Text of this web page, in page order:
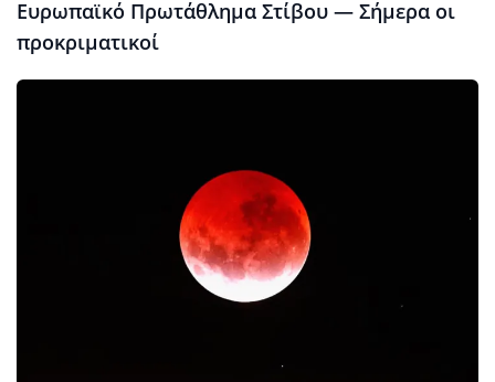
Ευρωπαϊκό Πρωτάθλημα Στίβου — Σήμερα οι
προκριματικοί